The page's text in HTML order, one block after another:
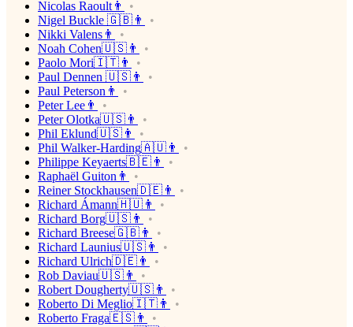
Nicolas Raoult👨
Nigel Buckle 🇬🇧👨
Nikki Valens👨
Noah Cohen🇺🇸👨
Paolo Mori🇮🇹👨
Paul Dennen 🇺🇸👨
Paul Peterson👨
Peter Lee👨
Peter Olotka🇺🇸👨
Phil Eklund🇺🇸👨
Phil Walker-Harding🇦🇺👨
Philippe Keyaerts🇧🇪👨
Raphaël Guiton👨
Reiner Stockhausen🇩🇪👨
Richard Ámann🇭🇺👨
Richard Borg🇺🇸👨
Richard Breese🇬🇧👨
Richard Launius🇺🇸👨
Richard Ulrich🇩🇪👨
Rob Daviau🇺🇸👨
Robert Dougherty🇺🇸👨
Roberto Di Meglio🇮🇹👨
Roberto Fraga🇪🇸👨